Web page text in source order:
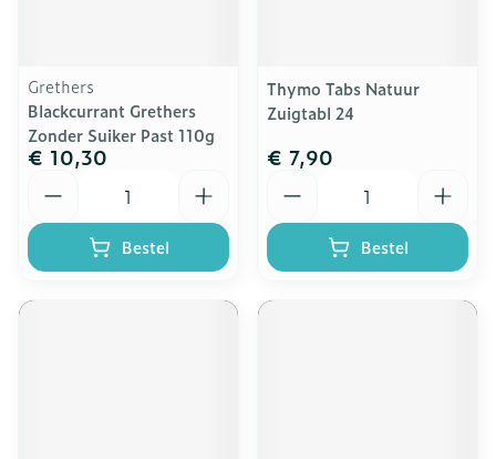
Grethers
Blackcurrant Grethers
Zonder Suiker Past 110g
€ 10,30
Bestel
Thymo Tabs Natuur
Zuigtabl 24
€ 7,90
Bestel